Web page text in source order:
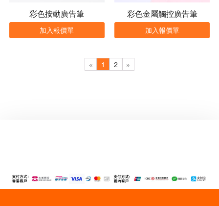
彩色按動廣告筆
加入報價單
彩色金屬觸控廣告筆
加入報價單
« 1 2 »